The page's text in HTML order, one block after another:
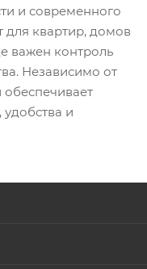
и современного
для квартир, домов
важен контроль
Независимо от
и